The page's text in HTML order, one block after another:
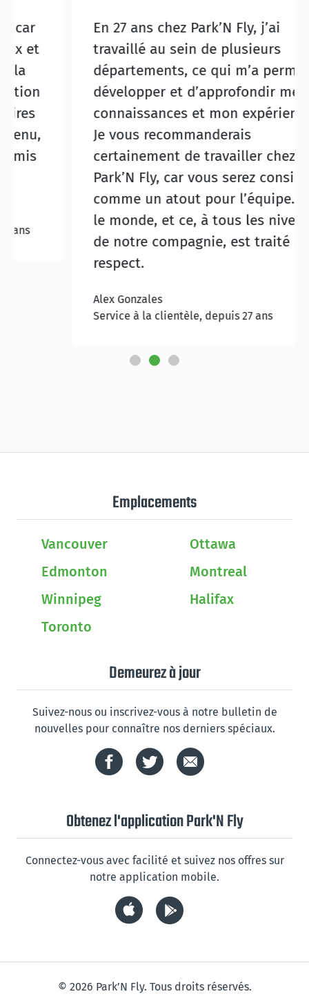
En 27 ans chez Park’N Fly, j’ai
travaillé au sein de plusieurs
départements, ce qui m’a permis de
développer et d’approfondir mes
connaissances et mon expérience.
Je vous recommanderais
certainement de travailler chez
Park’N Fly, car vous serez considéré
comme un atout pour l’équipe. Tout
le monde, et ce, à tous les niveaux
de notre compagnie, est traité avec
Alex Gonzales
Service à la clientèle, depuis 27 ans
Emplacements
Vancouver
Edmonton
Winnipeg
Toronto
Ottawa
Montreal
Halifax
Demeurez à jour
Suivez-nous ou inscrivez-vous à notre bulletin de
nouvelles pour connaître nos derniers spéciaux.
Obtenez l'application Park'N Fly
Connectez-vous avec facilité et suivez nos offres sur
notre application mobile.
© 2026 Park’N Fly. Tous droits réservés.